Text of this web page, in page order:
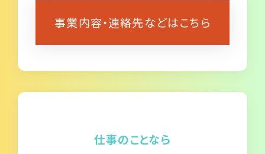
事業内容・連絡先などはこちら
仕事のことなら